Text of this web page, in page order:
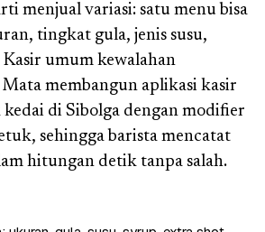
menjual variasi: satu menu bisa
tingkat gula, jenis susu,
umum kewalahan
membangun aplikasi kasir
di Sibolga dengan modifier
sehingga barista mencatat
hitungan detik tanpa salah.